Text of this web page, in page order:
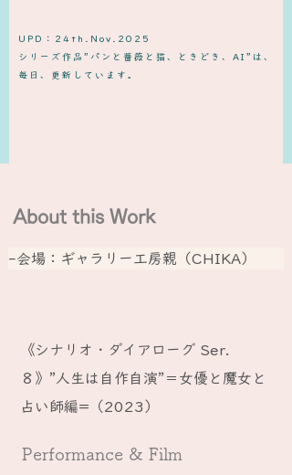
UPD：24th.Nov.2025
​シリーズ作品”パンと薔薇と猫、ときどき、AI”は、
毎日、更新しています。
About this Work
-会場：ギャラリー工房親（CHIKA）
《シナリオ・ダイアローグ Ser.
８》”人生は自作自演”＝女優と魔女と
占い師編=（2023）
Performance & Film